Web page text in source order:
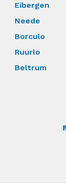
Eibergen
Neede
Borculo
Ruurlo
Beltrum